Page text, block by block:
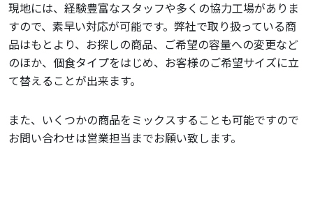
現地には、経験豊富なスタッフや多くの協力工場がありま
すので、素早い対応が可能です。弊社で取り扱っている商
品はもとより、お探しの商品、ご希望の容量への変更など
のほか、個食タイプをはじめ、お客様のご希望サイズに立
て替えることが出来ます。
また、いくつかの商品をミックスすることも可能ですので
お問い合わせは営業担当までお願い致します。